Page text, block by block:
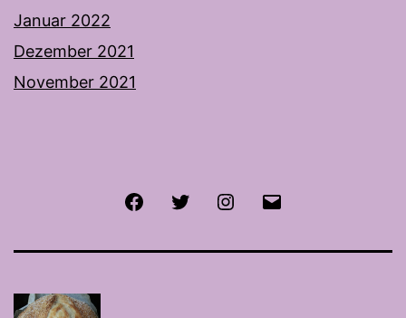
Januar 2022
Dezember 2021
November 2021
FacebookTwitter Instagram